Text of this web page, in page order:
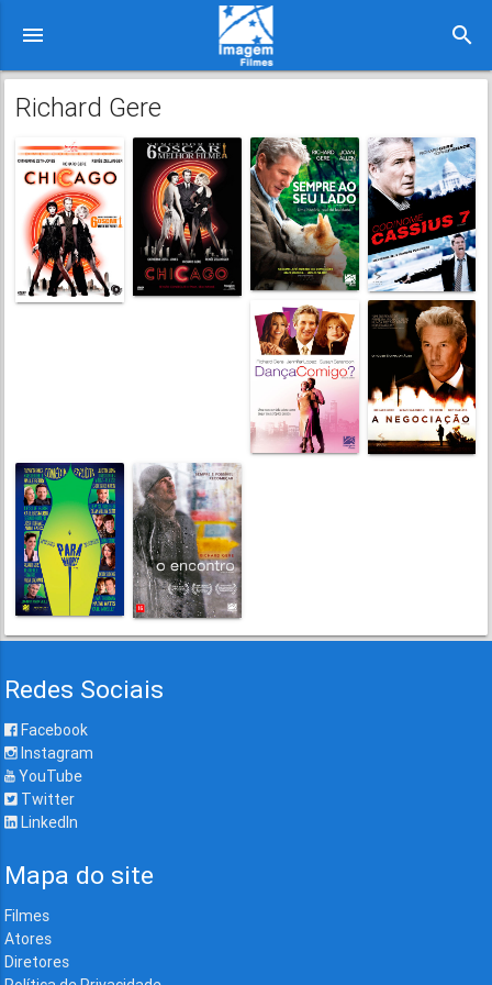
menu search
Richard Gere
Redes Sociais
Facebook
Instagram
YouTube
Twitter
LinkedIn
Mapa do site
Filmes
Atores
Diretores